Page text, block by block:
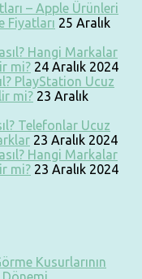
– Apple Ürünleri
Fiyatları 25 Aralık
Hangi Markalar
mi? 24 Aralık 2024
PlayStation Ucuz
mi? 23 Aralık
Telefonlar Ucuz
23 Aralık 2024
Hangi Markalar
mi? 23 Aralık 2024
Kusurlarının